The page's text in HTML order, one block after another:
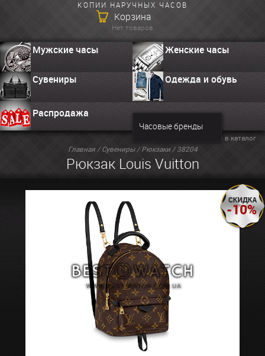
КОПИИ НАРУЧНЫХ ЧАСОВ
Корзина
Нет товаров
Мужские часы Женские часы
Сувениры Одежда и обувь
Распродажа
Часовые бренды
Главная/Сувениры/Рюкзаки/ 38204
Рюкзак Louis Vuitton
Вернуться в каталог